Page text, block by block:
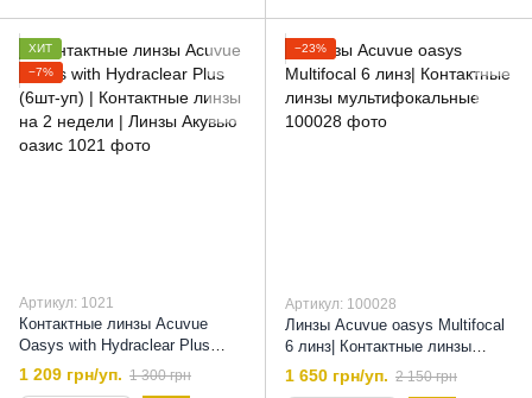
ХИТ
−7%
Артикул: 1021
Контактные линзы Acuvue
Oasys with Hydraclear Plus
(6шт-уп) | Контактные линзы на
2 недели | Линзы Акувью
1 209 грн/уп. 1 300 грн
−23%
Артикул: 100028
Линзы Acuvue oasys Multifocal
6 линз| Контактные линзы
мультифокальные, 8,4
1 650 грн/уп. 2 150 грн